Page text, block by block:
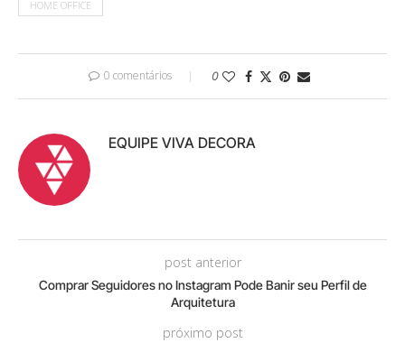
HOME OFFICE
0 comentários 0
EQUIPE VIVA DECORA
post anterior
Comprar Seguidores no Instagram Pode Banir seu Perfil de
Arquitetura
próximo post